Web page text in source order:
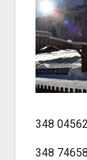
348
348